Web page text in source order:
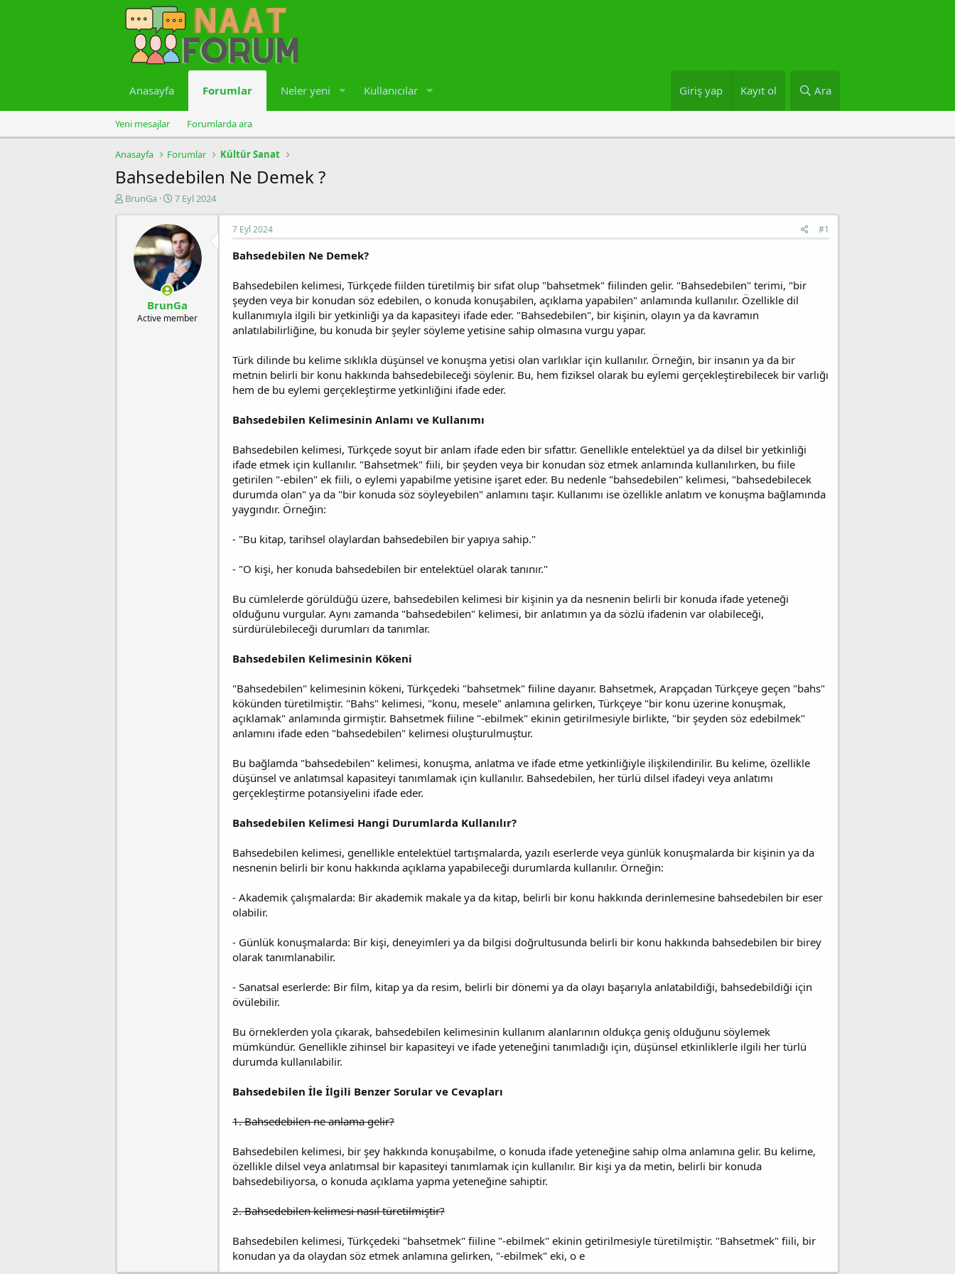
Anasayfa Forumlar Neler yeni Kullanıcılar Giriş yap Kayıt ol Ara
Yeni mesajlar Forumlarda ara
Anasayfa Forumlar Kültür Sanat
Bahsedebilen Ne Demek ?
K
BrunGa
B
ş
l
a
n
g
ı
ç
t
a
7 Eyl 2024
BrunGa
Active member
7 Eyl 2024 #1
Bahsedebilen Ne Demek?
Bahsedebilen kelimesi, Türkçede fiilden türetilmiş bir sıfat olup "bahsetmek" fiilinden gelir. "Bahsedebilen" terimi, "bir
şeyden veya bir konudan söz edebilen, o konuda konuşabilen, açıklama yapabilen" anlamında kullanılır. Özellikle dil
kullanımıyla ilgili bir yetkinliği ya da kapasiteyi ifade eder. "Bahsedebilen", bir kişinin, olayın ya da kavramın
anlatılabilirliğine, bu konuda bir şeyler söyleme yetisine sahip olmasına vurgu yapar.
Türk dilinde bu kelime sıklıkla düşünsel ve konuşma yetisi olan varlıklar için kullanılır. Örneğin, bir insanın ya da bir
metnin belirli bir konu hakkında bahsedebileceği söylenir. Bu, hem fiziksel olarak bu eylemi gerçekleştirebilecek bir varlığı
hem de bu eylemi gerçekleştirme yetkinliğini ifade eder.
Bahsedebilen Kelimesinin Anlamı ve Kullanımı
Bahsedebilen kelimesi, Türkçede soyut bir anlam ifade eden bir sıfattır. Genellikle entelektüel ya da dilsel bir yetkinliği
ifade etmek için kullanılır. "Bahsetmek" fiili, bir şeyden veya bir konudan söz etmek anlamında kullanılırken, bu fiile
getirilen "-ebilen" ek fiili, o eylemi yapabilme yetisine işaret eder. Bu nedenle "bahsedebilen" kelimesi, "bahsedebilecek
durumda olan" ya da "bir konuda söz söyleyebilen" anlamını taşır. Kullanımı ise özellikle anlatım ve konuşma bağlamında
yaygındır. Örneğin:
- "Bu kitap, tarihsel olaylardan bahsedebilen bir yapıya sahip."
- "O kişi, her konuda bahsedebilen bir entelektüel olarak tanınır."
Bu cümlelerde görüldüğü üzere, bahsedebilen kelimesi bir kişinin ya da nesnenin belirli bir konuda ifade yeteneği
olduğunu vurgular. Aynı zamanda "bahsedebilen" kelimesi, bir anlatımın ya da sözlü ifadenin var olabileceği,
sürdürülebileceği durumları da tanımlar.
Bahsedebilen Kelimesinin Kökeni
"Bahsedebilen" kelimesinin kökeni, Türkçedeki "bahsetmek" fiiline dayanır. Bahsetmek, Arapçadan Türkçeye geçen "bahs"
kökünden türetilmiştir. "Bahs" kelimesi, "konu, mesele" anlamına gelirken, Türkçeye "bir konu üzerine konuşmak,
açıklamak" anlamında girmiştir. Bahsetmek fiiline "-ebilmek" ekinin getirilmesiyle birlikte, "bir şeyden söz edebilmek"
anlamını ifade eden "bahsedebilen" kelimesi oluşturulmuştur.
Bu bağlamda "bahsedebilen" kelimesi, konuşma, anlatma ve ifade etme yetkinliğiyle ilişkilendirilir. Bu kelime, özellikle
düşünsel ve anlatımsal kapasiteyi tanımlamak için kullanılır. Bahsedebilen, her türlü dilsel ifadeyi veya anlatımı
gerçekleştirme potansiyelini ifade eder.
Bahsedebilen Kelimesi Hangi Durumlarda Kullanılır?
Bahsedebilen kelimesi, genellikle entelektüel tartışmalarda, yazılı eserlerde veya günlük konuşmalarda bir kişinin ya da
nesnenin belirli bir konu hakkında açıklama yapabileceği durumlarda kullanılır. Örneğin:
- Akademik çalışmalarda: Bir akademik makale ya da kitap, belirli bir konu hakkında derinlemesine bahsedebilen bir eser
olabilir.
- Günlük konuşmalarda: Bir kişi, deneyimleri ya da bilgisi doğrultusunda belirli bir konu hakkında bahsedebilen bir birey
olarak tanımlanabilir.
- Sanatsal eserlerde: Bir film, kitap ya da resim, belirli bir dönemi ya da olayı başarıyla anlatabildiği, bahsedebildiği için
övülebilir.
Bu örneklerden yola çıkarak, bahsedebilen kelimesinin kullanım alanlarının oldukça geniş olduğunu söylemek
mümkündür. Genellikle zihinsel bir kapasiteyi ve ifade yeteneğini tanımladığı için, düşünsel etkinliklerle ilgili her türlü
durumda kullanılabilir.
Bahsedebilen İle İlgili Benzer Sorular ve Cevapları
1. Bahsedebilen ne anlama gelir?
Bahsedebilen kelimesi, bir şey hakkında konuşabilme, o konuda ifade yeteneğine sahip olma anlamına gelir. Bu kelime,
özellikle dilsel veya anlatımsal bir kapasiteyi tanımlamak için kullanılır. Bir kişi ya da metin, belirli bir konuda
bahsedebiliyorsa, o konuda açıklama yapma yeteneğine sahiptir.
2. Bahsedebilen kelimesi nasıl türetilmiştir?
Bahsedebilen kelimesi, Türkçedeki "bahsetmek" fiiline "-ebilmek" ekinin getirilmesiyle türetilmiştir. "Bahsetmek" fiili, bir
konudan ya da olaydan söz etmek anlamına gelirken, "-ebilmek" eki, o e